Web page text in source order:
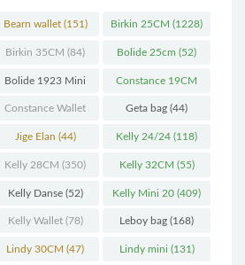
Bearn wallet(151) Birkin 25CM (1228)
Birkin 35CM (84) Bolide 25cm (52)
Bolide 1923 Mini
(93)
Constance 19CM
(571)
Constance Wallet
(60)
Geta bag (44)
Jige Elan (44) Kelly 24/24 (118)
Kelly 28CM (350) Kelly 32CM (55)
Kelly Danse(52) Kelly Mini 20 (409)
Kelly Wallet(78) Leboy bag (168)
Lindy 30CM (47) Lindy mini (131)